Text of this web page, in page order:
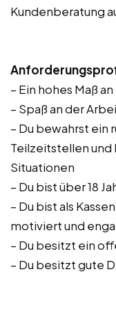
Kundenberatung
– Ein hohes Maß
– Spaß an der
– Du bewahrst ein
Teilzeitstellen und
Situationen
– Du bist über 18
– Du bist als
motiviert und
– Du besitzt ein
– Du besitzt gute